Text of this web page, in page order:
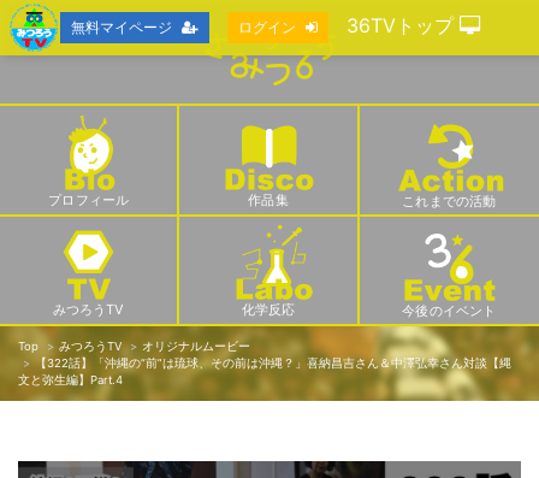
プロフィール 作品集 これまでの活動
みつろうTV 化学反応 今後のイベント
Top みつろうTV
オリジナルムービー
【322話】「沖縄の“前”は琉球、その前は沖縄？」喜納昌吉さん＆中澤弘幸さん対談【縄
文と弥生編】Part.4
無料マイページ ログイン 36TVトップ